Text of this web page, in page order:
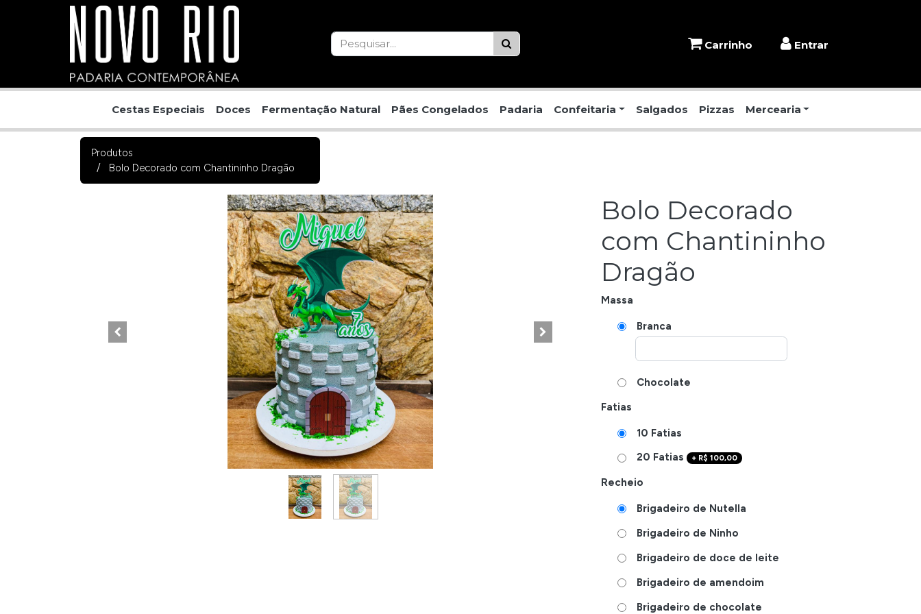
Carrinho Entrar
Cestas Especiais Doces Fermentação Natural Pães Congelados Padaria Confeitaria Salgados Pizzas Mercearia
Produtos
Bolo Decorado com Chantininho Dragão
Bolo Decorado
com Chantininho
Dragão
Massa
Branca
Chocolate
Fatias
10 Fatias
20 Fatias
+ R$ 100,00
Recheio
Brigadeiro de Nutella
Brigadeiro de Ninho
Brigadeiro de doce de leite
Brigadeiro de amendoim
Brigadeiro de chocolate